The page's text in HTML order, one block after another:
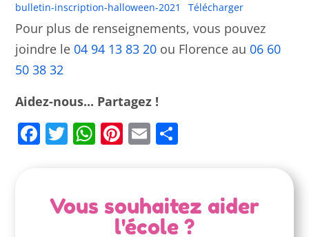
bulletin-inscription-halloween-2021 Télécharger
Pour plus de renseignements, vous pouvez
joindre le 04 94 13 83 20 ou Florence au 06 60
50 38 32
Aidez-nous... Partagez !
Facebook
Twitter
WhatsApp
Pinterest
Email
Vous souhaitez aider
l'école ?